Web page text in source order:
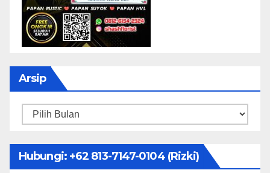
Arsip
Arsip
Hubungi: ‪+62 813-7147-0104‬ (Rizki)